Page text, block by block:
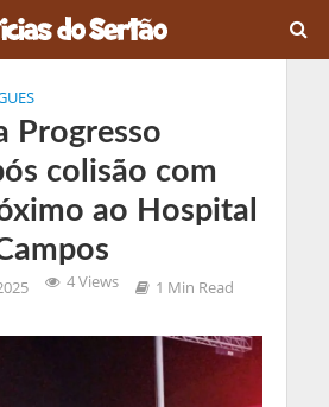
Progresso
colisão com
ao Hospital
4 Views 1 Min Read